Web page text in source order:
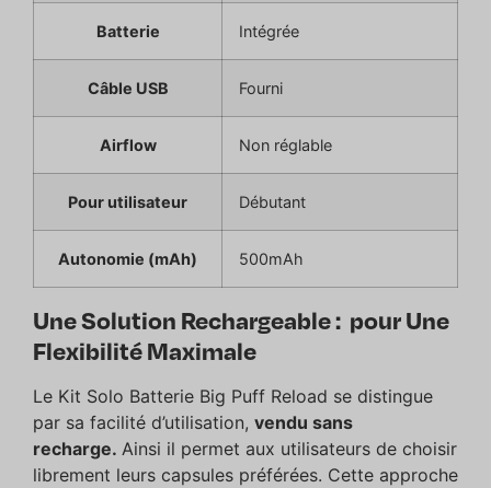
Batterie Intégrée
Câble USB Fourni
Airflow Non réglable
Pour utilisateur Débutant
Autonomie (mAh) 500mAh
Une Solution Rechargeable : pour Une
Flexibilité Maximale
Le Kit Solo Batterie Big Puff Reload se distingue
par sa facilité d’utilisation, vendu sans
recharge. Ainsi il permet aux utilisateurs de choisir
librement leurs capsules préférées. Cette approche